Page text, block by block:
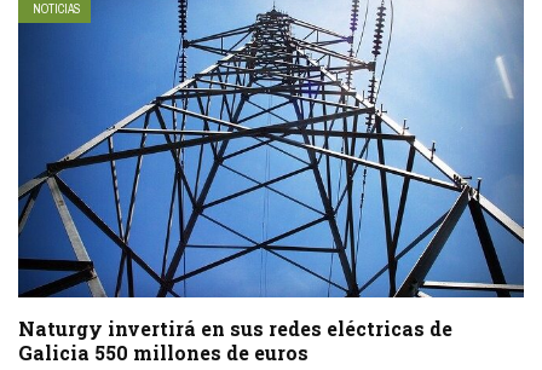
NOTICIAS
Naturgy invertirá en sus redes eléctricas de
Galicia 550 millones de euros